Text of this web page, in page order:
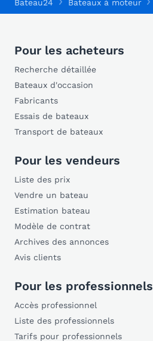
Bateau24 Bateaux à moteur
Pour les acheteurs
Recherche détaillée
Bateaux d'occasion
Fabricants
Essais de bateaux
Transport de bateaux
Pour les vendeurs
Liste des prix
Vendre un bateau
Estimation bateau
Modèle de contrat
Archives des annonces
Avis clients
Pour les professionnels
Accès professionnel
Liste des professionnels
Tarifs pour professionnels